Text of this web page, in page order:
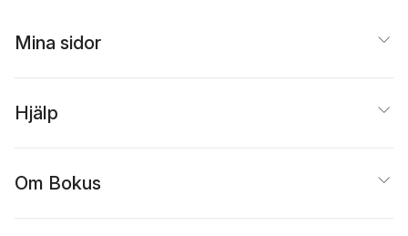
Mina sidor
Hjälp
Om Bokus